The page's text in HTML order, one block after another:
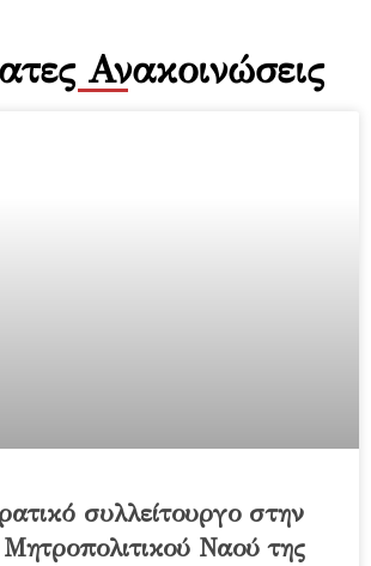
Ανακοινώσεις
συλλείτουργο στην
Ναού της